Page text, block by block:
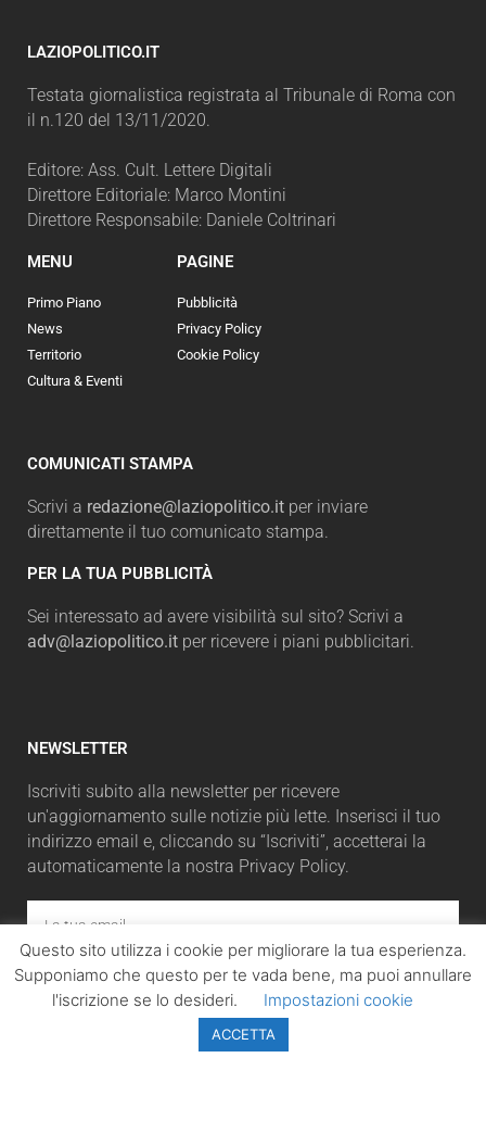
LAZIOPOLITICO.IT
Testata giornalistica registrata al Tribunale di Roma con
il n.120 del 13/11/2020.
Editore: Ass. Cult. Lettere Digitali
Direttore Editoriale: Marco Montini
Direttore Responsabile: Daniele Coltrinari
MENU
Primo Piano
News
Territorio
Cultura & Eventi
PAGINE
Pubblicità
Privacy Policy
Cookie Policy
COMUNICATI STAMPA
Scrivi a redazione@laziopolitico.it per inviare
direttamente il tuo comunicato stampa.
PER LA TUA PUBBLICITÀ
Sei interessato ad avere visibilità sul sito? Scrivi a
adv@laziopolitico.it per ricevere i piani pubblicitari.
NEWSLETTER
Iscriviti subito alla newsletter per ricevere
un'aggiornamento sulle notizie più lette. Inserisci il tuo
indirizzo email e, cliccando su “Iscriviti”, accetterai la
automaticamente la nostra Privacy Policy.
ISCRIVITI
Questo sito utilizza i cookie per migliorare la tua esperienza.
Supponiamo che questo per te vada bene, ma puoi annullare
l'iscrizione se lo desideri.
Impostazioni cookie
ACCETTA